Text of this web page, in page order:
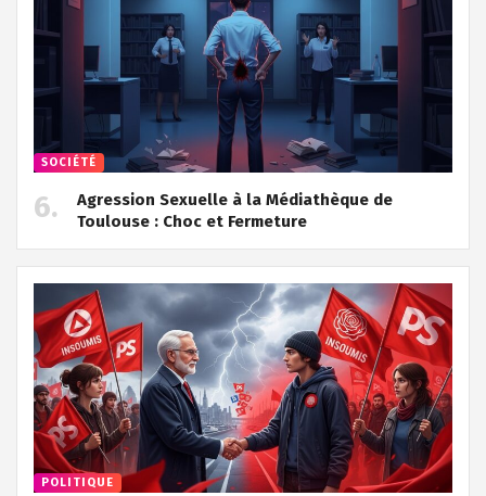
SOCIÉTÉ
Agression Sexuelle à la Médiathèque de
Toulouse : Choc et Fermeture
POLITIQUE